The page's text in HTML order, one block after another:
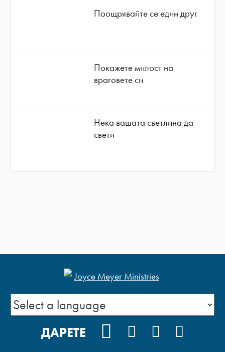
Поощрявайте се един друг
Покажете милост на
враговете си
Нека вашата светлина да
свети
ДАРЕТЕ FACEBOOK
INSTAGRAM
YOUTUBE